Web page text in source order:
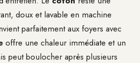
doux et lavable en machine
parfaitement aux foyers avec
offre une chaleur immédiate et un
peut boulocher après plusieurs